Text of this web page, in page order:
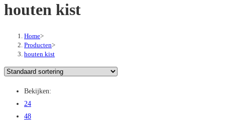
houten kist
Home>
Producten>
houten kist
Bekijken:
24
48